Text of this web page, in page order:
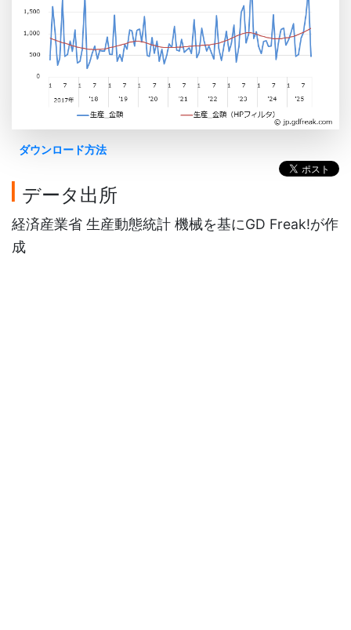
ダウンロード方法
データ出所
経済産業省 生産動態統計 機械を基にGD Freak!が作
成